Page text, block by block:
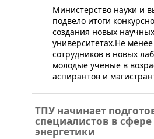
​Министерство науки и
подвело итоги
создания новых
университетах.Не
сотрудников в новых
молодые учёные в
аспирантов и
ТПУ начинает
специалистов в
энергетики